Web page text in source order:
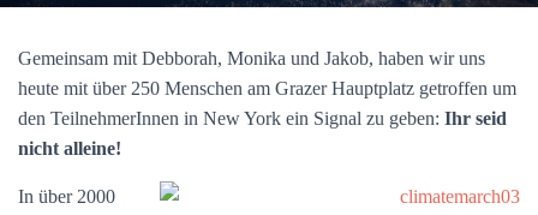
Gemeinsam mit Debborah, Monika und Jakob, haben wir uns
heute mit über 250 Menschen am Grazer Hauptplatz getroffen um
den TeilnehmerInnen in New York ein Signal zu geben: Ihr seid
nicht alleine!
In über 2000